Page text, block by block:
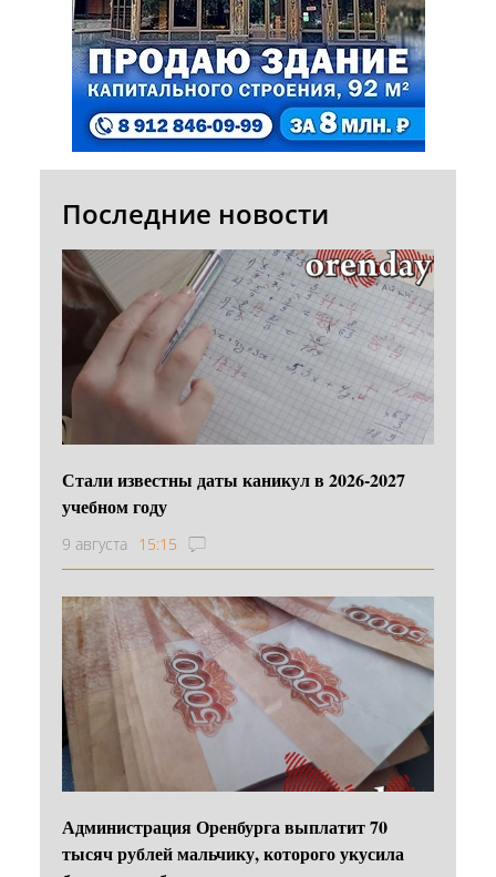
Последние новости
Стали известны даты каникул в 2026-2027
учебном году
9 августа 15:15
Администрация Оренбурга выплатит 70
тысяч рублей мальчику, которого укусила